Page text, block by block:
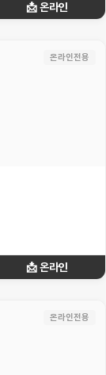
📩 온라인
온라인전용
📩 온라인
온라인전용